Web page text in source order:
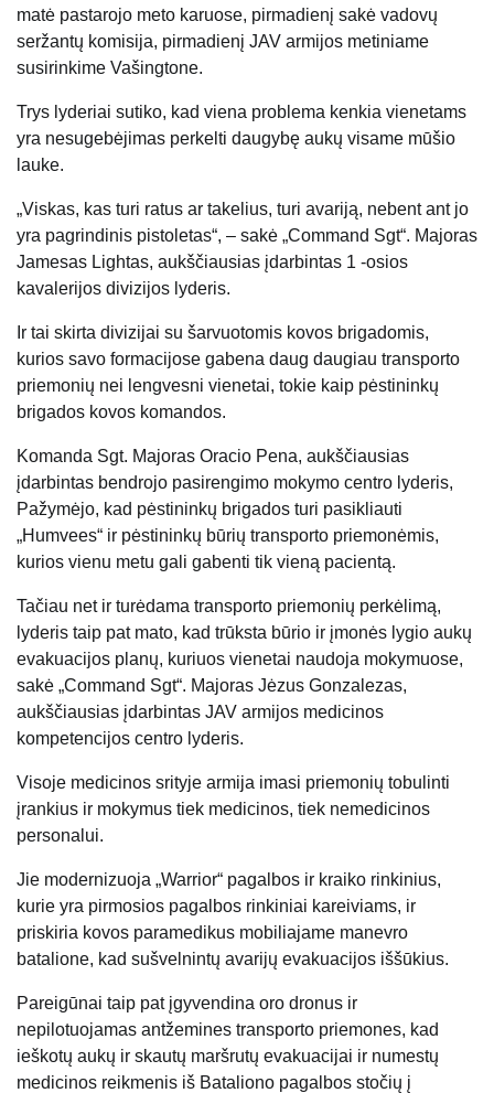
matė pastarojo meto karuose, pirmadienį sakė vadovų
seržantų komisija, pirmadienį JAV armijos metiniame
susirinkime Vašingtone.
Trys lyderiai sutiko, kad viena problema kenkia vienetams
yra nesugebėjimas perkelti daugybę aukų visame mūšio
lauke.
„Viskas, kas turi ratus ar takelius, turi avariją, nebent ant jo
yra pagrindinis pistoletas“, – sakė „Command Sgt“. Majoras
Jamesas Lightas, aukščiausias įdarbintas 1 -osios
kavalerijos divizijos lyderis.
Ir tai skirta divizijai su šarvuotomis kovos brigadomis,
kurios savo formacijose gabena daug daugiau transporto
priemonių nei lengvesni vienetai, tokie kaip pėstininkų
brigados kovos komandos.
Komanda Sgt. Majoras Oracio Pena, aukščiausias
įdarbintas bendrojo pasirengimo mokymo centro lyderis,
Pažymėjo, kad pėstininkų brigados turi pasikliauti
„Humvees“ ir pėstininkų būrių transporto priemonėmis,
kurios vienu metu gali gabenti tik vieną pacientą.
Tačiau net ir turėdama transporto priemonių perkėlimą,
lyderis taip pat mato, kad trūksta būrio ir įmonės lygio aukų
evakuacijos planų, kuriuos vienetai naudoja mokymuose,
sakė „Command Sgt“. Majoras Jėzus Gonzalezas,
aukščiausias įdarbintas JAV armijos medicinos
kompetencijos centro lyderis.
Visoje medicinos srityje armija imasi priemonių tobulinti
įrankius ir mokymus tiek medicinos, tiek nemedicinos
personalui.
Jie modernizuoja „Warrior“ pagalbos ir kraiko rinkinius,
kurie yra pirmosios pagalbos rinkiniai kareiviams, ir
priskiria kovos paramedikus mobiliajame manevro
batalione, kad sušvelnintų avarijų evakuacijos iššūkius.
Pareigūnai taip pat įgyvendina oro dronus ir
nepilotuojamas antžemines transporto priemones, kad
ieškotų aukų ir skautų maršrutų evakuacijai ir numestų
medicinos reikmenis iš Bataliono pagalbos stočių į